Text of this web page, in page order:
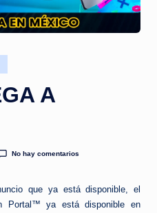
A
No hay comentarios
que ya está disponible, el
Portal™ ya está disponible en